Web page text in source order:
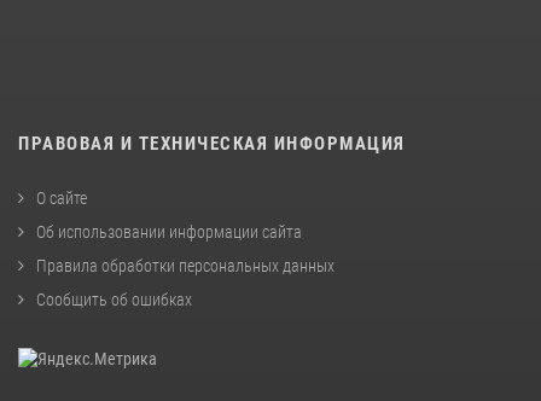
ПРАВОВАЯ И ТЕХНИЧЕСКАЯ ИНФОРМАЦИЯ
О сайте
Об использовании информации сайта
Правила обработки персональных данных
Сообщить об ошибках